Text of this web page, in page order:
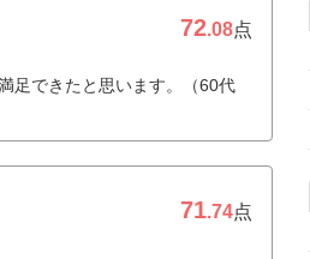
72.08点
足できたと思います。（60代
71.74点